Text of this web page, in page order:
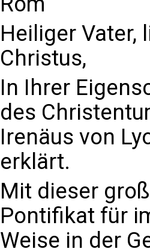
Heiliger Vater,
Christus,
In Ihrer
des
Irenäus von
erklärt.
Mit dieser
Pontifikat für
Weise in der